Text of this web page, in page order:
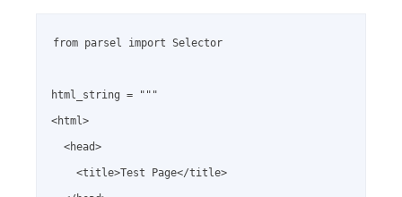
from parsel import Selector
html_string = """
<html>